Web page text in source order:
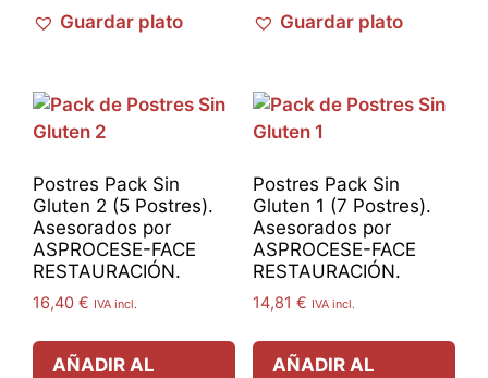
Guardar plato Guardar plato
Postres Pack Sin
Gluten 2 (5 Postres).
Asesorados por
ASPROCESE-FACE
RESTAURACIÓN.
16,40 € IVA incl.
AÑADIR AL
Postres Pack Sin
Gluten 1 (7 Postres).
Asesorados por
ASPROCESE-FACE
RESTAURACIÓN.
14,81 € IVA incl.
AÑADIR AL